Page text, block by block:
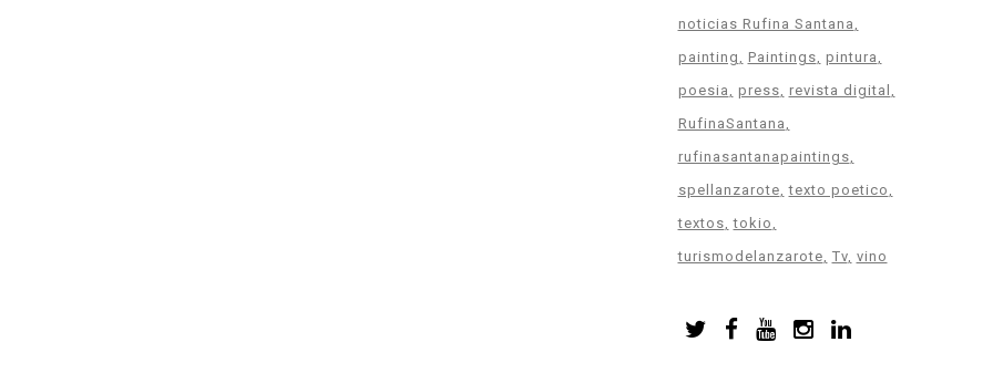
noticias Rufina Santana
painting
Paintings pintura
poesia
press revista digital
RufinaSantana
rufinasantanapaintings
spellanzarote texto poetico
textos tokio
turismodelanzarote Tv vino